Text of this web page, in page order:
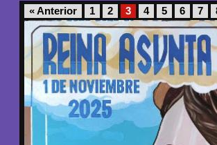
« Anterior 1 2 3 4 5 6 7